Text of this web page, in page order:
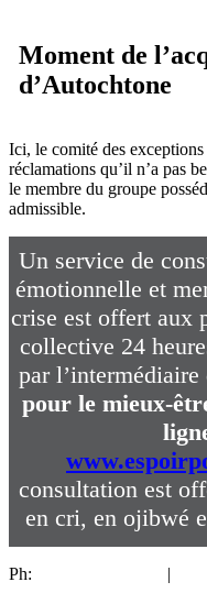
Moment de
d’Autochtone
Ici, le comité des
réclamations qu’il n’a pas
le membre du groupe
admissible.
Un service de
émotionnelle et
crise est offert aux
collective 24
par l’intermédiaire
pour le mieux-
consultation est
en cri, en ojibwé
Ph: |